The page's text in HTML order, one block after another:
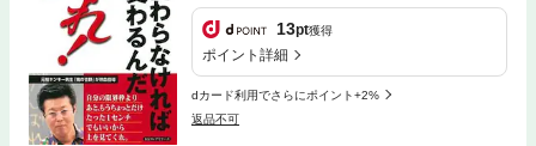
13pt獲得
ポイント詳細
dカード利用でさらにポイント+2%
返品不可